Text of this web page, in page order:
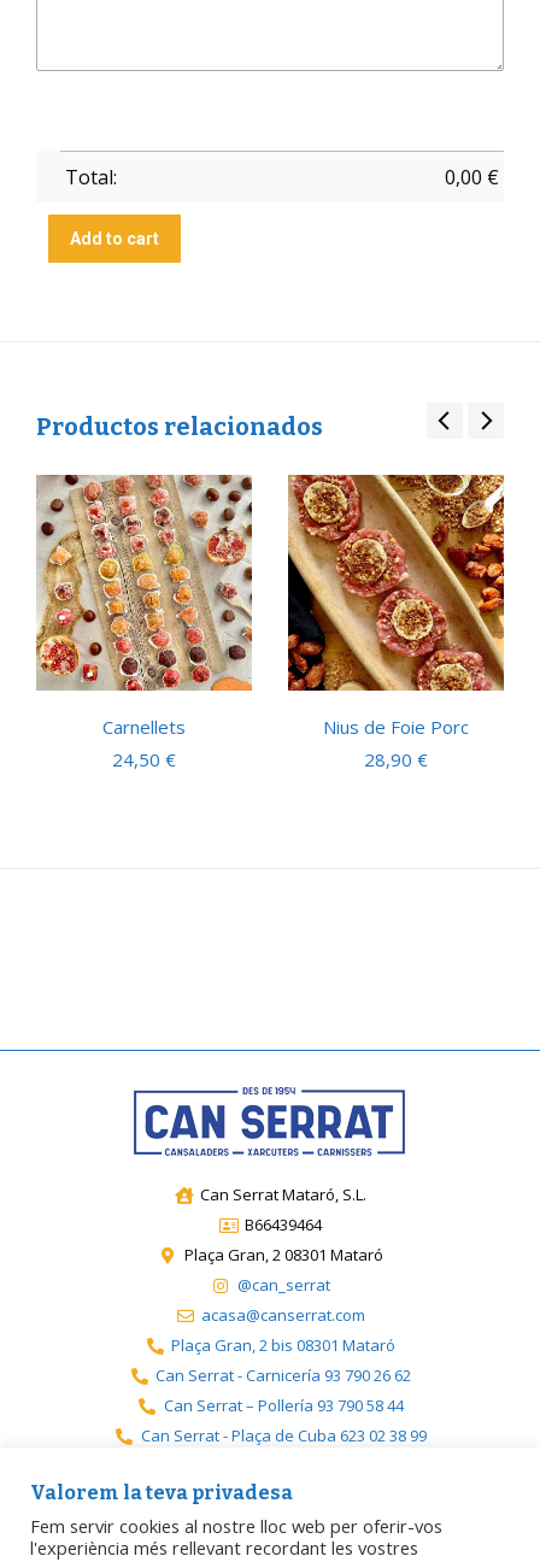
Total: 0,00 €
Add to cart
Productos relacionados
Carnellets
24,50 €
Nius de Foie Porc
28,90 €
Can Serrat Mataró, S.L.
B66439464
Plaça Gran, 2 08301 Mataró
@can_serrat
acasa@canserrat.com
Plaça Gran, 2 bis 08301 Mataró
Can Serrat - Carnicería 93 790 26 62
Can Serrat – Pollería 93 790 58 44
Can Serrat - Plaça de Cuba 623 02 38 99
Valorem la teva privadesa
Fem servir cookies al nostre lloc web per oferir-vos
l'experiència més rellevant recordant les vostres